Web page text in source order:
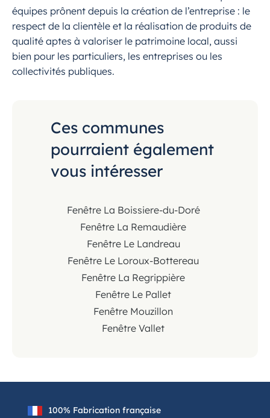
équipes prônent depuis la création de l’entreprise : le
respect de la clientèle et la réalisation de produits de
qualité aptes à valoriser le patrimoine local, aussi
bien pour les particuliers, les entreprises ou les
collectivités publiques.
Ces communes
pourraient également
vous intéresser
Fenêtre La Boissiere-du-Doré
Fenêtre La Remaudière
Fenêtre Le Landreau
Fenêtre Le Loroux-Bottereau
Fenêtre La Regrippière
Fenêtre Le Pallet
Fenêtre Mouzillon
Fenêtre Vallet
100% Fabrication française